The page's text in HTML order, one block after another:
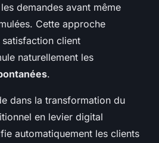
demandes avant même
Cette approche
client
naturellement les
.
dans la transformation du
en levier digital
automatiquement les clients